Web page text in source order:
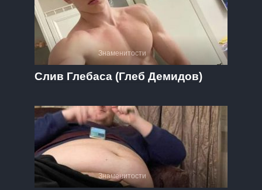
Знаменитости
Слив Глебаса (Глеб Демидов)
Знаменитости